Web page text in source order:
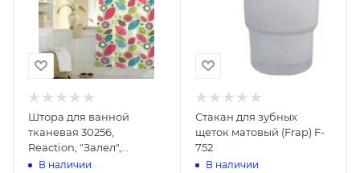
Штора для ванной
тканевая 30256,
Reaction, "Залел",
180*200
В наличии
Стакан для зубных
щеток матовый (Frap) F-
752
В наличии